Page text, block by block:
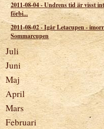
2011-08-04-Undrens tid är visst
förbi...
2011-08-02-Igår Letacupen -
Sommarcupen
Juli
Juni
Maj
April
Mars
Februari